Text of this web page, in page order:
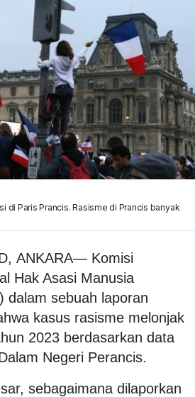
di Paris Prancis. Rasisme di Prancis banyak
ANKARA— Komisi
Hak Asasi Manusia
dalam sebuah laporan
kasus rasisme melonjak
2023 berdasarkan data
Negeri Perancis.
sebagaimana dilaporkan